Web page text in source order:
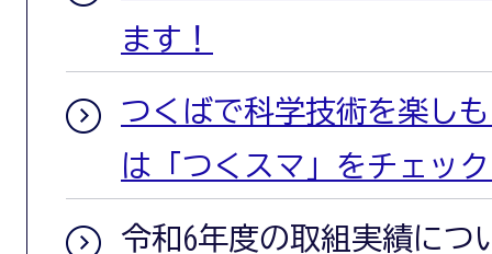
ます！
つくばで科学技術を楽し
は「つくスマ」をチェッ
令和6年度の取組実績につ